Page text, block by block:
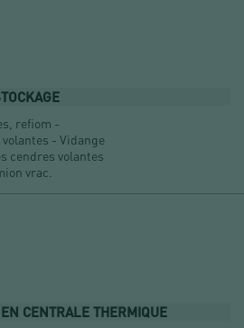
refiom -
- Vidange
cendres volantes
vrac.
CENTRALE THERMIQUE